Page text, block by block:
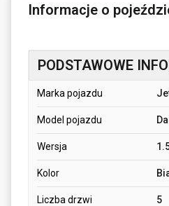
Informacje o
PODSTAWOWE
Marka pojazdu
Model pojazdu
Wersja
Kolor
Liczba drzwi 5